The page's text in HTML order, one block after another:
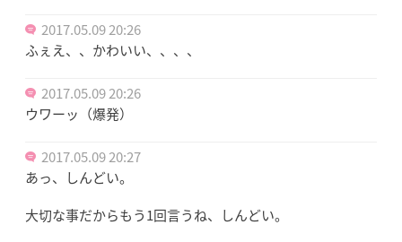
2017.05.09 20:26
ふぇえ、、かわいい、、、、
2017.05.09 20:26
ウワーッ（爆発）
2017.05.09 20:27
あっ、しんどい。
大切な事だからもう1回言うね、しんどい。